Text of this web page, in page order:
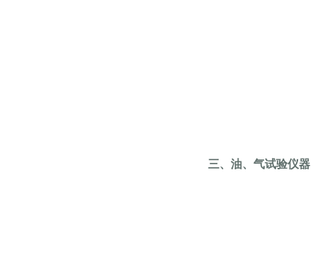
三、油、气试验仪器